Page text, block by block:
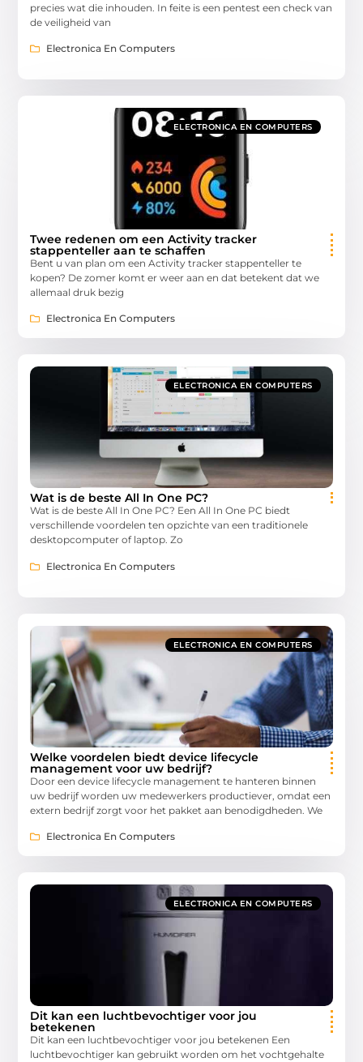
precies wat die inhouden. In feite is een pentest een check van
de veiligheid van
Electronica En Computers
ELECTRONICA EN COMPUTERS
Twee redenen om een Activity tracker
stappenteller aan te schaffen
Bent u van plan om een Activity tracker stappenteller te
kopen? De zomer komt er weer aan en dat betekent dat we
allemaal druk bezig
Electronica En Computers
ELECTRONICA EN COMPUTERS
Wat is de beste All In One PC?
Wat is de beste All In One PC? Een All In One PC biedt
verschillende voordelen ten opzichte van een traditionele
desktopcomputer of laptop. Zo
Electronica En Computers
ELECTRONICA EN COMPUTERS
Welke voordelen biedt device lifecycle
management voor uw bedrijf?
Door een device lifecycle management te hanteren binnen
uw bedrijf worden uw medewerkers productiever, omdat een
extern bedrijf zorgt voor het pakket aan benodigdheden. We
Electronica En Computers
ELECTRONICA EN COMPUTERS
Dit kan een luchtbevochtiger voor jou
betekenen
Dit kan een luchtbevochtiger voor jou betekenen Een
luchtbevochtiger kan gebruikt worden om het vochtgehalte